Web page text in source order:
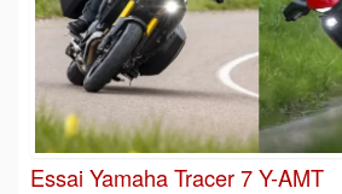
Essai Yamaha Tracer 7 Y-AMT